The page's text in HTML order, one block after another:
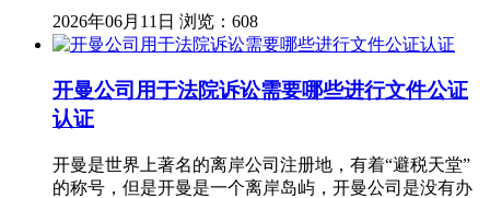
2026年06月11日 浏览：608
开曼公司用于法院诉讼需要哪些进行文件公证
认证
开曼是世界上著名的离岸公司注册地，有着“避税天堂”
的称号，但是开曼是一个离岸岛屿，开曼公司是没有办